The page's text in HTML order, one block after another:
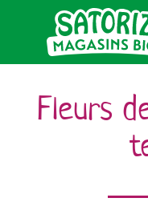
Fleurs